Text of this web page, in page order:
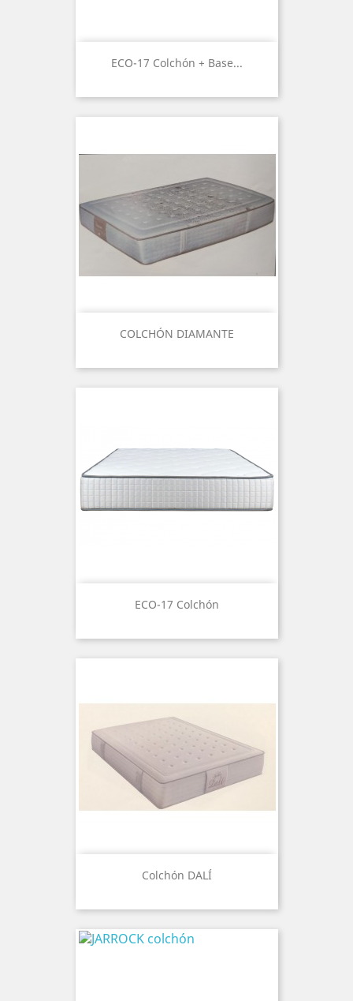
ECO-17 Colchón + Base...
COLCHÓN DIAMANTE
ECO-17 Colchón
Colchón DALÍ